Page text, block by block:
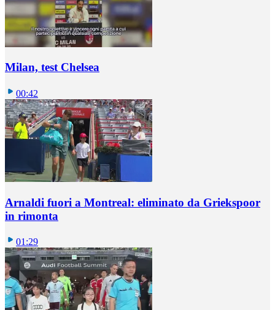
Milan, test Chelsea
00:42
Arnaldi fuori a Montreal: eliminato da Griekspoor
in rimonta
01:29